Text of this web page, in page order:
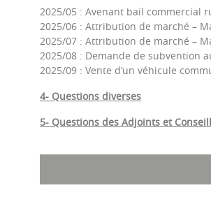
2025/05 : Avenant bail commercial
2025/06 : Attribution de marché –
2025/07 : Attribution de marché –
2025/08 : Demande de subvention
2025/09 : Vente d’un véhicule
4- Questions diverses
5- Questions des Adjoints et